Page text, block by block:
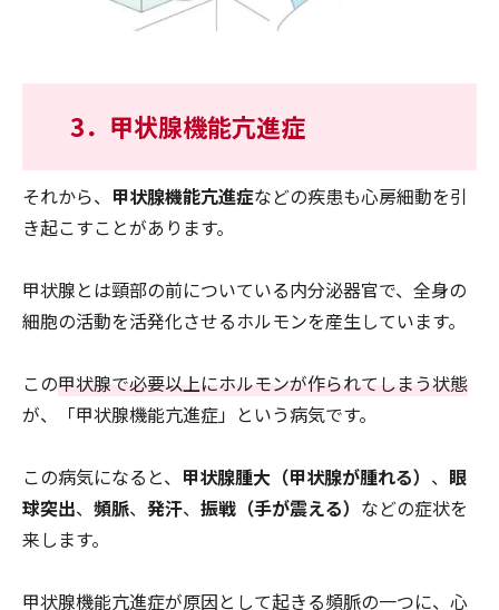
3．甲状腺機能亢進症
それから、 甲状腺機能亢進症などの疾患も心房細動を引
き起こすことがあります。
甲状腺とは頸部の前についている内分泌器官で、全身の
細胞の活動を活発化させるホルモンを産生しています。
この甲状腺で必要以上にホルモンが作られてしまう状態
が、「甲状腺機能亢進症」という病気です。
この病気になると、 甲状腺腫大（甲状腺が腫れる） 、 眼
球突出、 頻脈、 発汗、 振戦（手が震える） などの症状を
来します。
甲状腺機能亢進症が原因として起きる頻脈の一つに、心